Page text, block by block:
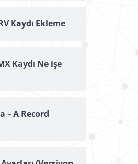
Kaydı Ekleme
Kaydı Ne işe
– A Record